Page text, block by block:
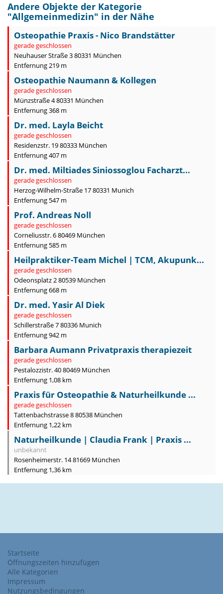
Andere Objekte der Kategorie
"Allgemeinmedizin" in der Nähe
Osteopathie Praxis - Nico Brandstätter
gerade geschlossen
Neuhauser Straße 3 80331 München
Entfernung 219 m
Osteopathie Naumann & Kollegen
gerade geschlossen
Münzstraße 4 80331 München
Entfernung 368 m
Dr. med. Layla Beicht
gerade geschlossen
Residenzstr. 19 80333 München
Entfernung 407 m
Dr. med. Miltiades Siniossoglou Facharzt...
gerade geschlossen
Herzog-Wilhelm-Straße 17 80331 Munich
Entfernung 547 m
Prof. Andreas Noll
gerade geschlossen
Corneliusstr. 6 80469 München
Entfernung 585 m
Heilpraktiker-Team Michel | TCM, Akupunk...
gerade geschlossen
Odeonsplatz 2 80539 München
Entfernung 668 m
Dr. med. Yasir Al Diek
gerade geschlossen
Schillerstraße 7 80336 Munich
Entfernung 942 m
Barbara Aumann Privatpraxis therapiezeit
gerade geschlossen
Pestalozzistr. 40 80469 München
Entfernung 1,08 km
Praxis für Osteopathie & Naturheilkunde ...
gerade geschlossen
Tattenbachstrasse 8 80538 München
Entfernung 1,22 km
Naturheilkunde | Claudia Frank | Praxis ...
unbekannt
Rosenheimerstr. 14 81669 München
Entfernung 1,36 km
Startseite
Öffnungszeiten hinzufügen
Alle Kategorien
Impressum
Nutzungsbedingungen